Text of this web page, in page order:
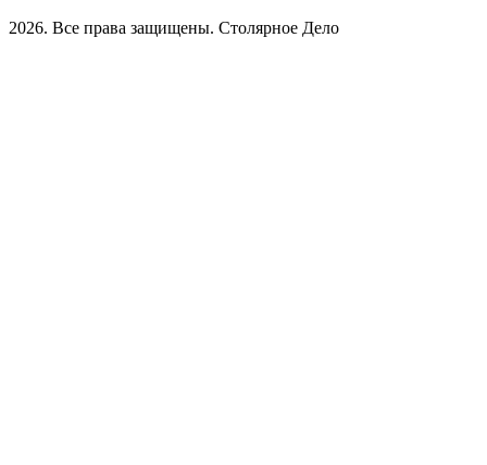
2026. Все права защищены. Столярное Дело